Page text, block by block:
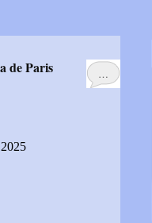
…
de Paris